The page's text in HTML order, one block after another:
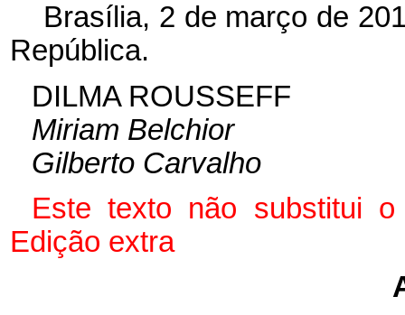
Brasília, 2 de março de
República.
DILMA ROUSSEFF
Miriam Belchior
Gilberto Carvalho
Este texto não substitui
Edição extra